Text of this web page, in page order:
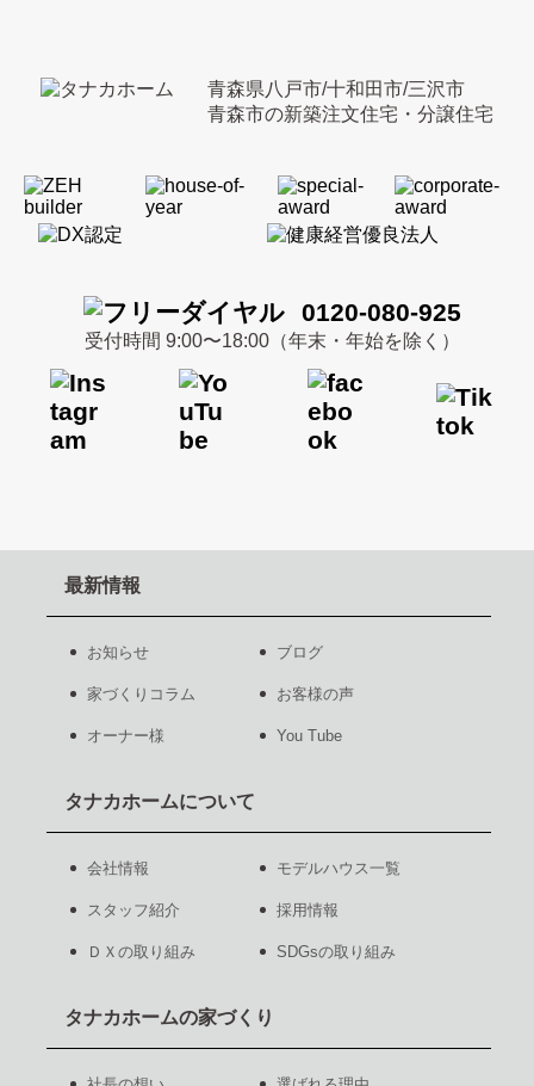
青森県八戸市/十和田市/三沢市
青森市の新築注文住宅・分譲住宅
0120-080-925
受付時間 9:00〜18:00（年末・年始を除く）
最新情報
お知らせ ブログ
家づくりコラム お客様の声
オーナー様 You Tube
タナカホームについて
会社情報 モデルハウス一覧
スタッフ紹介 採用情報
ＤＸの取り組み SDGsの取り組み
タナカホームの家づくり